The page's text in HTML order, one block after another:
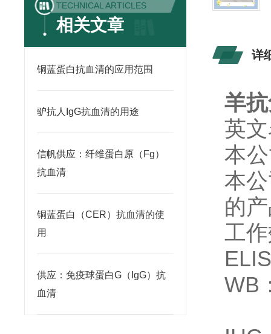
TECHNICAL ARTICLES
相关文章
铜蓝蛋白抗血清的应用范围
驴抗人IgG抗血清的用途
信帆供应：纤维蛋白原（Fg）
抗血清
铜蓝蛋白（CER）抗血清的使
用
供应：免疫球蛋白G（IgG）抗
血清
详
羊
英
本
本
的
工
WB